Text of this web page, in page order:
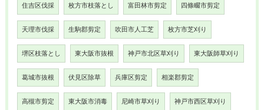
住吉区伐採 枚方市枝落とし 富田林市剪定 四條畷市剪定
天理市伐採 生駒郡剪定 吹田市人工芝 枚方市芝刈り
堺区枝落とし 東大阪市抜根 神戸市北区草刈り 東大阪師草刈り
葛城市抜根 伏見区除草 兵庫区剪定 相楽郡剪定
高槻市剪定 東大阪市消毒 尼崎市草刈り 神戸市西区草刈り